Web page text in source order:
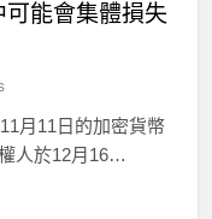
能會集體損失
月11日的加密貨幣
人於12月16…